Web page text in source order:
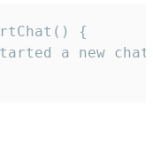
{
a new